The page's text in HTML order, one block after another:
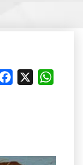
Facebook